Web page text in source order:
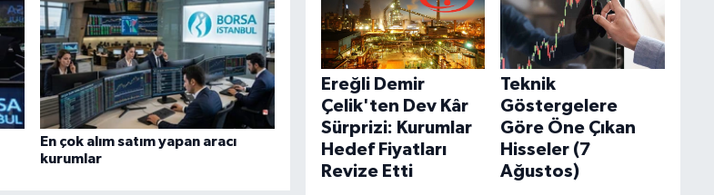
En çok alım satım yapan aracı
kurumlar
Ereğli Demir
Çelik'ten Dev Kâr
Sürprizi: Kurumlar
Hedef Fiyatları
Revize Etti
Teknik
Göstergelere
Göre Öne Çıkan
Hisseler (7
Ağustos)